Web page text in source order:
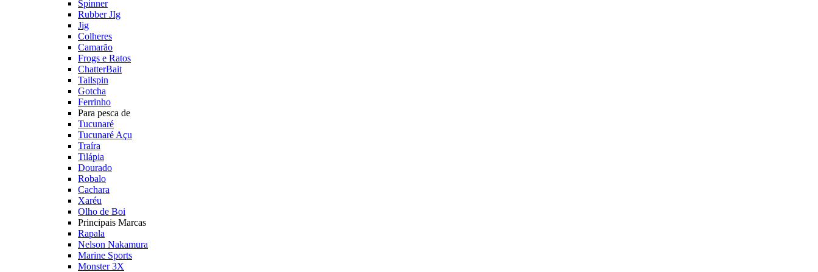
Spinner
Rubber JIg
Jig
Colheres
Camarão
Frogs e Ratos
ChatterBait
Tailspin
Gotcha
Ferrinho
Para pesca de
Tucunaré
Tucunaré Açu
Traíra
Tilápia
Dourado
Robalo
Cachara
Xaréu
Olho de Boi
Principais Marcas
Rapala
Nelson Nakamura
Marine Sports
Monster 3X